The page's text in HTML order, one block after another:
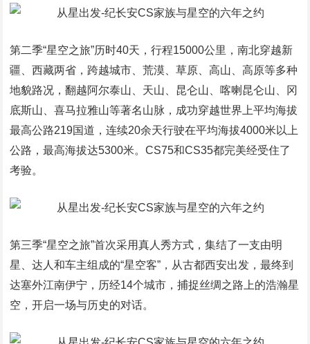
第二季“星空之旅”历时40天，行程15000公里，南北穿越新
疆、西藏两省，跨越城市、荒漠、草原、高山、高原等多种
地貌路况，翻越阿尔泰山、天山、昆仑山、喀喇昆仑山、冈
底斯山、喜马拉雅山等著名山脉，成功穿越世界上平均海拔
最高公路219国道，连续20余天行驶在平均海拔4000米以上
公路，最高海拔达5300米。CS75和CS35都完美经受住了
考验。
第三季“星空之旅”首次采用真人秀方式，集结了一支由明
星、达人和车主组成的“星空客”，从古都西安出发，最终到
达塞外江南伊宁，历经14个城市，捕捉丝绸之路上的浩瀚星
空，开启一场与历史的对话。